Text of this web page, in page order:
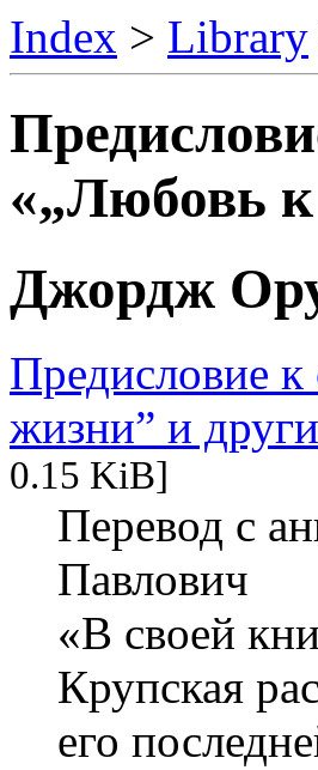
Index > Library
«„Любовь
Джордж
Предисловие
жизни” и
0.15 KiB]
Перевод с
Павлович
«В своей
Крупская
его